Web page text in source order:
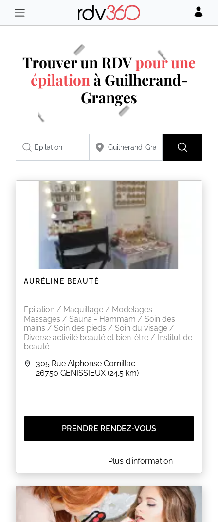
Trouver un RDVpour une
épilationà Guilherand-
Granges
AURÉLINE BEAUTÉ
Epilation / Maquillage / Modelages -
Massages / Sauna - Hammam / Soin des
mains / Soin des pieds / Soin du visage /
Diverse activité beauté et bien-être / Institut de
beauté
305 Rue Alphonse Cornillac
26750 GENISSIEUX (24.5 km)
PRENDRE RENDEZ-VOUS
A PROPOS DE AURÉLINE BEAUTÉ
Institut de beauté traditionnel utilisant des produits
Forfait épilation : 2 zones épilées : -10%
Au delà de 2 zones : -20% (
attention les prix affichés sont indiqués en prix
épilation à la zone et non en forfait)
Plus d'information